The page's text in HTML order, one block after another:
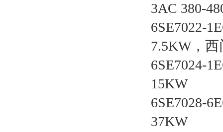
3AC 380-
6SE7022-
7.5KW，
6SE7024-
15KW
6SE7028-
37KW